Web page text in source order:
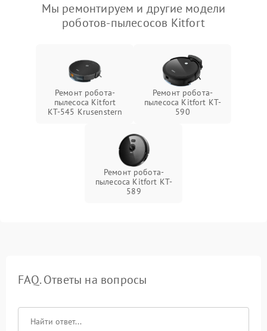
Мы ремонтируем и другие модели
роботов-пылесосов Kitfort
Ремонт робота-
пылесоса Kitfort
КТ-545 Krusenstern
Ремонт робота-
пылесоса Kitfort KT-
590
Ремонт робота-
пылесоса Kitfort KT-
589
FAQ. Ответы на вопросы